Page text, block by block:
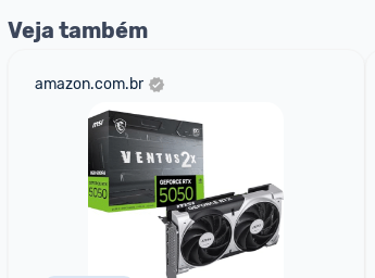
Veja também
amazon.com.br